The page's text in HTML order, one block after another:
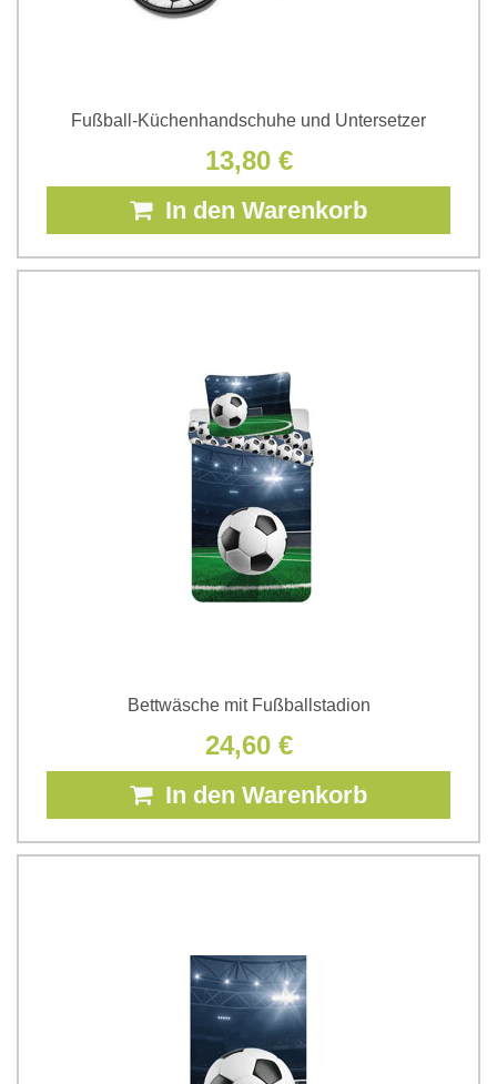
Fußball-Küchenhandschuhe und Untersetzer
13,80 €
In den Warenkorb
Bettwäsche mit Fußballstadion
24,60 €
In den Warenkorb